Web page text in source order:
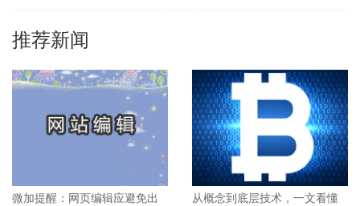
拥有感。
推荐新闻
微加提醒：网页编辑应避免出
从概念到底层技术，一文看懂